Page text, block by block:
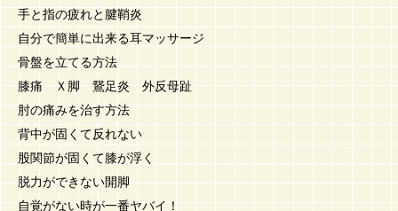
手と指の疲れと腱鞘炎
自分で簡単に出来る耳マッサージ
骨盤を立てる方法
膝痛 Ｘ脚 鵞足炎 外反母趾
肘の痛みを治す方法
背中が固くて反れない
股関節が固くて膝が浮く
脱力ができない開脚
自覚がない時が一番ヤバイ！